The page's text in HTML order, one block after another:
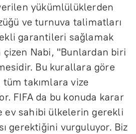
yükümlülüklerden
ve turnuva talimatları
garantileri sağlamak
çizen Nabi, "Bunlardan biri
Bu kurallara göre
takımlara vize
FIFA da bu konuda karar
ev sahibi ülkelerin gerekli
gerektiğini vurguluyor. Biz